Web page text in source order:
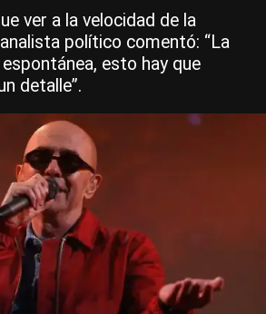
ver a la velocidad de la
político comentó: “La
esto hay que
detalle”.